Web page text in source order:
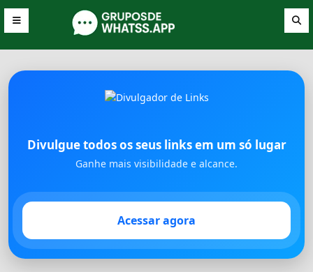
Divulgue todos os seus links em um só lugar
Ganhe mais visibilidade e alcance.
Acessar agora